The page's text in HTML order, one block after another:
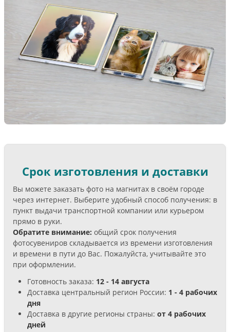
Срок изготовления и доставки
Вы можете заказать фото на магнитах в своём городе
через интернет. Выберите удобный способ получения: в
пункт выдачи транспортной компании или курьером
прямо в руки.
Обратите внимание: общий срок получения
фотосувениров складывается из времени изготовления
и времени в пути до Вас. Пожалуйста, учитывайте это
при оформлении.
Готовность заказа: 12 - 14 августа
Доставка центральный регион России: 1 - 4 рабочих
дня
Доставка в другие регионы страны: от 4 рабочих
дней